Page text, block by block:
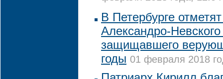
В Петербурге
Александро-
защищавшего
годы 01 февраля 2018